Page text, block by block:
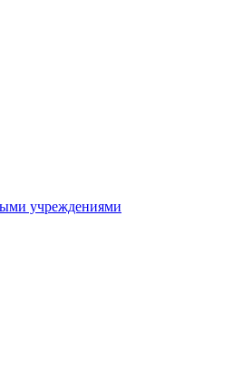
учреждениями